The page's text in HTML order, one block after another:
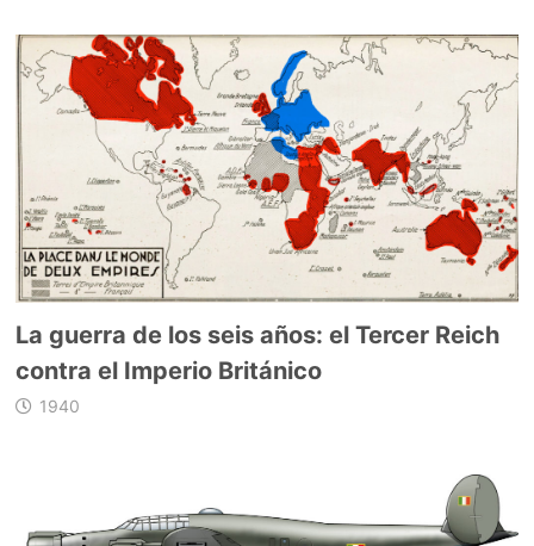
La guerra de los seis años: el Tercer Reich
contra el Imperio Británico
1940